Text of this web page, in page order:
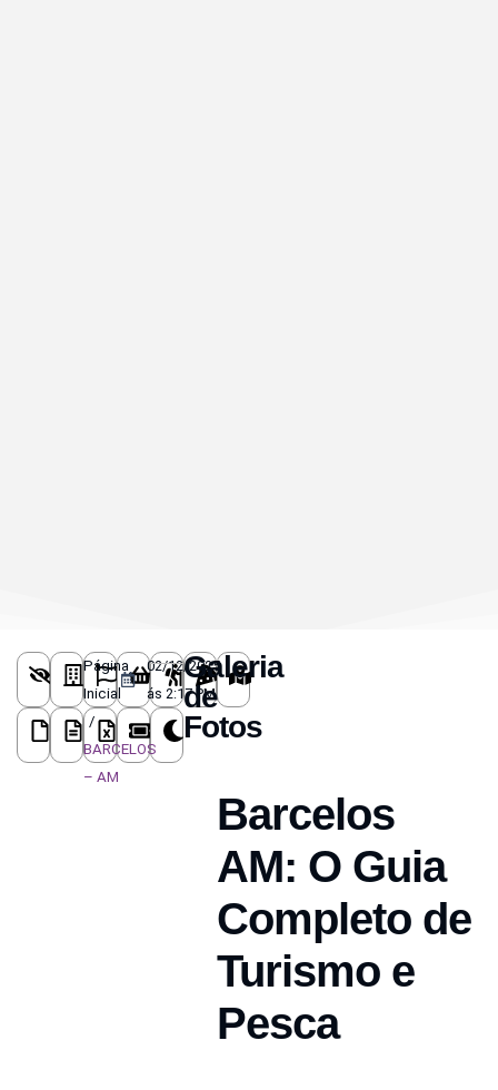
Página
Inicial
/
BARCELOS
– AM
02/12/2025
ás 2:17 PM
Galeria
de
Fotos
Barcelos
AM: O Guia
Completo de
Turismo e
Pesca